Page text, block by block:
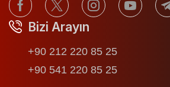
Bizi Arayın
+90 212 220 85 25
+90 541 220 85 25